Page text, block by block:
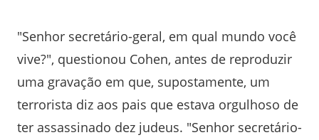
"Senhor secretário-geral, em qual mundo você
vive?", questionou Cohen, antes de reproduzir
uma gravação em que, supostamente, um
terrorista diz aos pais que estava orgulhoso de
ter assassinado dez judeus. "Senhor secretário-